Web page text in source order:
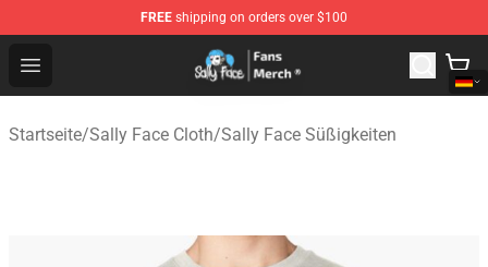
FREE shipping on orders over $100
Open menu
Sally Face Store - Official Sally Face Merchandise Shop
Startseite/Sally Face Cloth/Sally Face Süßigkeiten